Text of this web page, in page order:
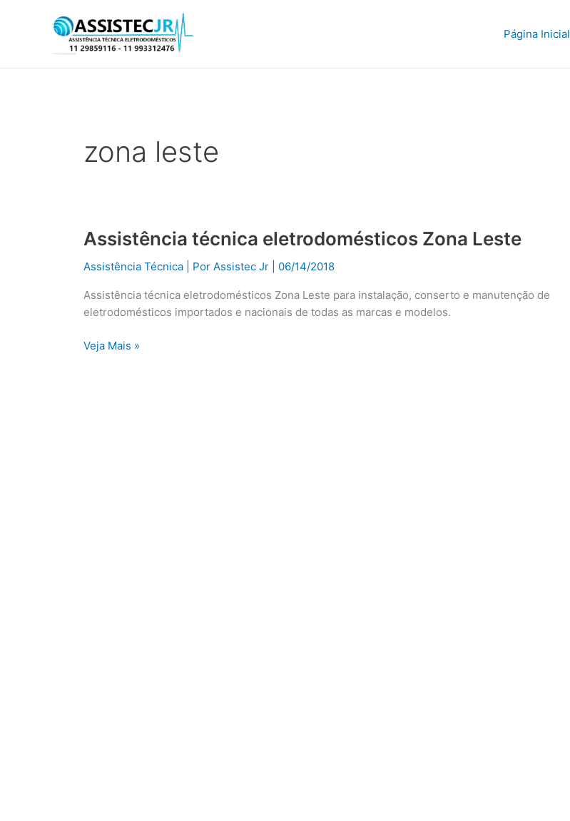
Página Inicial
zona leste
Assistência técnica eletrodomésticos Zona Leste
Assistência Técnica | Por Assistec Jr 06/14/2018
Assistência técnica eletrodomésticos Zona Leste para instalação, conserto e manutenção de
eletrodomésticos importados e nacionais de todas as marcas e modelos.
Assistência
eletrodomésticos
Leste
Veja Mais »